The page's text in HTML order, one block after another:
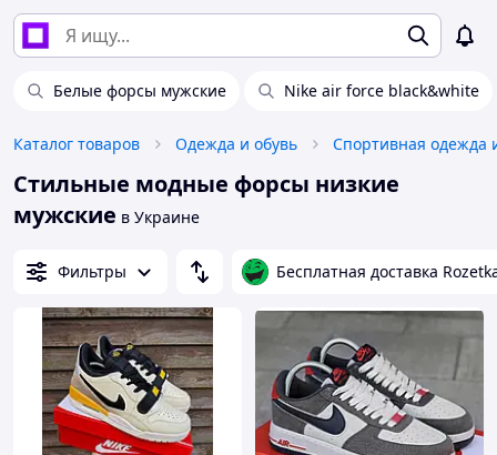
Белые форсы мужские Nike air force black&white
Каталог товаров Одежда и обувь Спортивная одежда
Стильные модные форсы низкие
мужские в Украине
Фильтры Бесплатная доставка